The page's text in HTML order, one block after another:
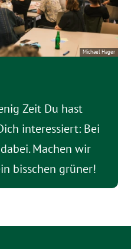
Michael Hager
Zeit Du hast
interessiert: Bei
Machen wir
bisschen grüner!